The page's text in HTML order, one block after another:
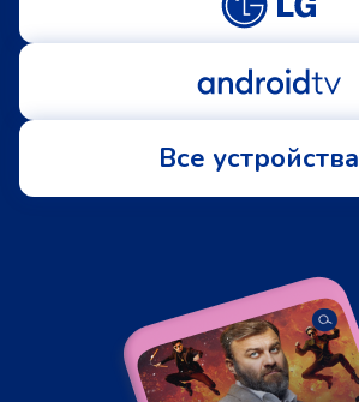
Все устройства